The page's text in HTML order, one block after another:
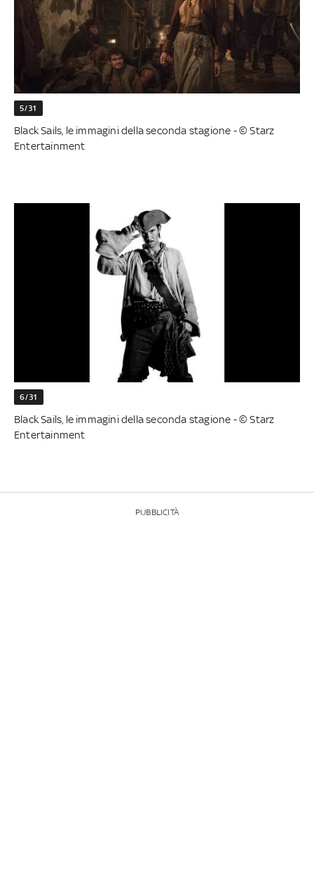
5/31
Black Sails, le immagini della seconda stagione - © Starz
Entertainment
6/31
Black Sails, le immagini della seconda stagione - © Starz
Entertainment
PUBBLICITÀ